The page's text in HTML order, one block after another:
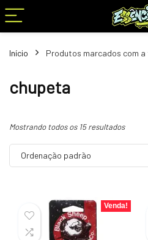
Início Produtos marcados com a
chupeta
Mostrando todos os 15 resultados
Ordenação padrão
Venda!